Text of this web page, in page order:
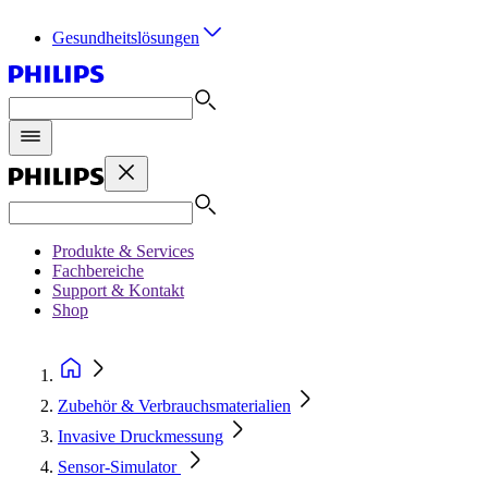
Gesundheitslösungen
Produkte & Services
Fachbereiche
Support & Kontakt
Shop
Zubehör & Verbrauchsmaterialien
Invasive Druckmessung
Sensor-Simulator